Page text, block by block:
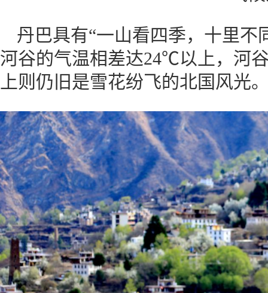
丹巴具有“一山看四季，十里不
河谷的气温相差达24℃以上，河
上则仍旧是雪花纷飞的北国风光